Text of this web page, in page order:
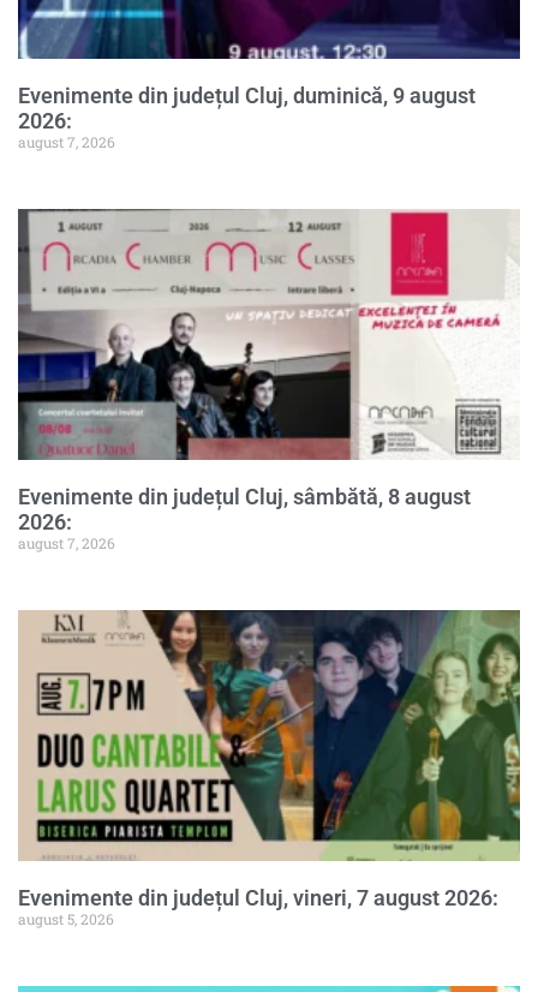
Evenimente din județul Cluj, duminică, 9 august
2026:
august 7, 2026
Evenimente din județul Cluj, sâmbătă, 8 august
2026:
august 7, 2026
Evenimente din județul Cluj, vineri, 7 august 2026:
august 5, 2026